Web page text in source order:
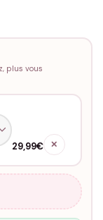
plus vous
29,99€ ✕